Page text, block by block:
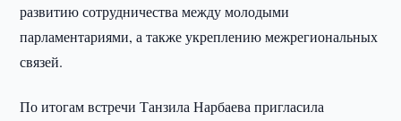
развитию сотрудничества между молодыми
парламентариями, а также укреплению межрегиональных
связей.
По итогам встречи Танзила Нарбаева пригласила